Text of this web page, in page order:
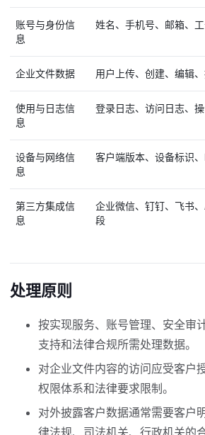
账号与身份信
息
姓名、手机号、邮箱、
企业文件数据 用户上传、创建、编辑
使用与日志信
息
登录日志、访问日志、
设备与网络信
息
客户端版本、设备标识
第三方集成信
息
企业微信、钉钉、飞书
段
处理原则
按实现服务、账号管理、安全审
支持和法律合规所需处理数据。
对企业文件内容的访问应受客户
权限体系和法律要求限制。
对外披露客户数据通常需要客户
律法规、司法机关、行政机关的